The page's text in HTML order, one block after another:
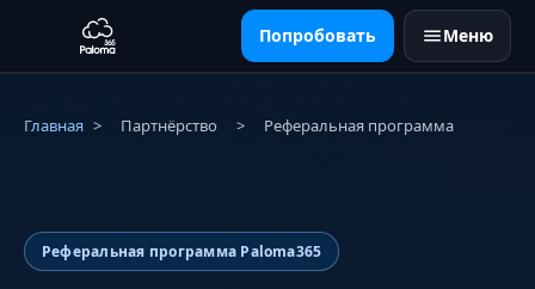
Попробовать Меню
Главная > Партнёрство > Реферальная программа
Реферальная программа Paloma365